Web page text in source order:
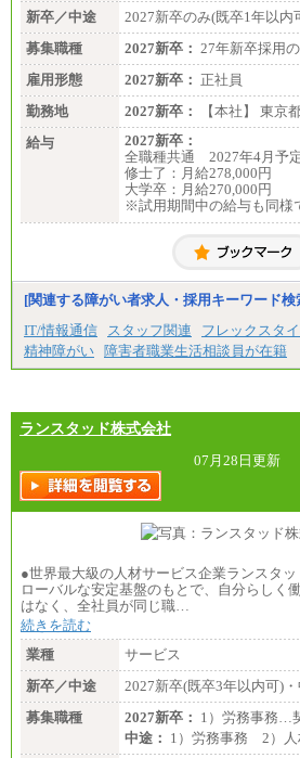
新卒／中途
2027新卒のみ(既卒1年以内
募集職種
2027新卒： 27年新卒採用
雇用形態
2027新卒： 正社員
勤務地
2027新卒：
【本社】 東京
給与
2027新卒：
全職種共通 2027年4月予
修士了：月給278,000円
大学卒：月給270,000円
※試用期間中の給与も同様
[関連する障がい者求人・採用キーワード検
IT/情報通信
スタッフ関連
フレックスタ
精神障がい 障害者職業生活相談員が在籍
ランスタッド株式会社
07月28日更新
●世界最大級の人材サービス企業ランス
ローバルな安定基盤のもとで、自分らしく
はなく、全社員が同じ職…
続きを読む
業種
サービス
新卒／中途
2027新卒(既卒3年以内可)
募集職種
2027新卒： 1）労務事務…
中途： 1）労務事務 2）